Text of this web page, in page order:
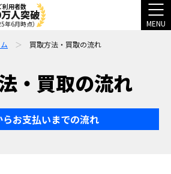
利用者数
人突破
年6月時点） MENU
買取方法・買取の流れ
・買取の流れ
らお支払いまでの流れ